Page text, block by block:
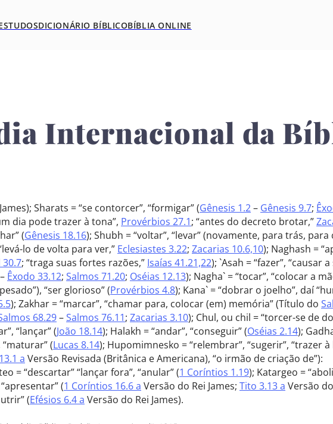
DICIONÁRIO BÍBLICOBÍBLIA ONLINE
Internacional da
Sharats = “se contorcer”, “formigar” (Gênesis 1.2– Gênesis 9.7;
dia pode trazer à tona”, Provérbios 27.1; “antes do decreto brotar,”
(Gênesis 18.16); Shubh = “voltar”, “levar” (novamente, para trás, para
lo de volta para ver,” Eclesiastes 3.22; Zacarias 10.6,10); Naghash =
30.7; “traga suas fortes razões,” Isaías 41.21,22); `Asah = “fazer”, “causar
– Êxodo 33.12; Salmos 71.20; Oséias 12.13); Nagha` = “tocar”, “colocar a
“ser glorioso” (Provérbios 4.8); Kana` = “dobrar o joelho”, daí
); Zakhar = “marcar”, “chamar para, colocar (em) memória” (Título do
68.29–Salmos 76.11; Zacarias 3.10); Chul, ou chil = “torcer-se de
“lançar” (João 18.14); Halakh = “andar”, “conseguir” (Oséias 2.14);
(Lucas 8.14); Hupomimnesko = “relembrar”, “sugerir”, “trazer à
a Versão Revisada (Britânica e Americana), “o irmão de criação de”):
= “descartar” “lançar fora”, “anular” (1 Coríntios 1.19); Katargeo =
(1 Coríntios 16.6 a Versão do Rei James; Tito 3.13 a Versão
(Efésios 6.4 a Versão do Rei James).